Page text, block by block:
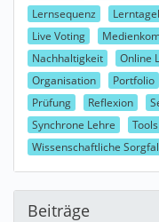
Lernsequenz
Live Voting
Nachhaltigkeit
Online
Organisation
Portfolio
Prüfung
Reflexion
Synchrone Lehre
Tools
Wissenschaftliche
Beiträge